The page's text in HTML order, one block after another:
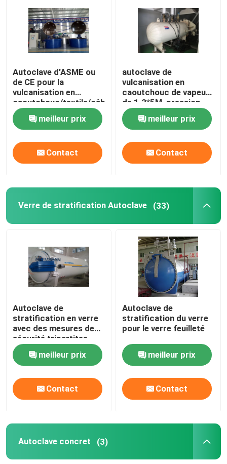
Vidéos
À propos de nous
Visite de l'usine
Contrôle de la qualité
autoclave composé
Verre de stratification Autoclave
Autoclave concret
autoclave industriel
Bois Autoclave
Autoclave d'ASME ou
de CE pour la
vulcanisation en
caoutchouc/textile/câble
et les industries de
chimie meilleur prix
Contact
autoclave de
vulcanisation en
caoutchouc de vapeur
de 1.2*5M, pression
hydraulique d'autoclave
industrielmeilleur prix
Contact
Verre de stratification Autoclave (33)
Autoclave de
stratification en verre
avec des mesures de
sécurité tripartites
meilleur prix
Contact
Autoclave de
stratification du verre
pour le verre feuilleté
meilleur prix
Contact
Autoclave concret (3)